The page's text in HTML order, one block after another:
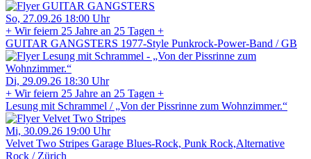
So, 27.09.26 18:00 Uhr
+ Wir feiern 25 Jahre an 25 Tagen +
GUITAR GANGSTERS 1977-Style Punkrock-Power-Band / GB
Di, 29.09.26 18:30 Uhr
+ Wir feiern 25 Jahre an 25 Tagen +
Lesung mit Schrammel / „Von der Pissrinne zum Wohnzimmer.“
Mi, 30.09.26 19:00 Uhr
Velvet Two Stripes Garage Blues-Rock, Punk Rock,Alternative
Rock / Zürich